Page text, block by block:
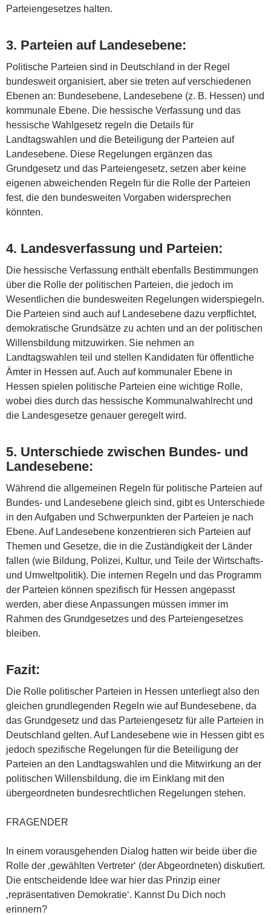
Parteiengesetzes halten.
3. Parteien auf Landesebene:
Politische Parteien sind in Deutschland in der Regel
bundesweit organisiert, aber sie treten auf verschiedenen
Ebenen an: Bundesebene, Landesebene (z. B. Hessen) und
kommunale Ebene. Die hessische Verfassung und das
hessische Wahlgesetz regeln die Details für
Landtagswahlen und die Beteiligung der Parteien auf
Landesebene. Diese Regelungen ergänzen das
Grundgesetz und das Parteiengesetz, setzen aber keine
eigenen abweichenden Regeln für die Rolle der Parteien
fest, die den bundesweiten Vorgaben widersprechen
könnten.
4. Landesverfassung und Parteien:
Die hessische Verfassung enthält ebenfalls Bestimmungen
über die Rolle der politischen Parteien, die jedoch im
Wesentlichen die bundesweiten Regelungen widerspiegeln.
Die Parteien sind auch auf Landesebene dazu verpflichtet,
demokratische Grundsätze zu achten und an der politischen
Willensbildung mitzuwirken. Sie nehmen an
Landtagswahlen teil und stellen Kandidaten für öffentliche
Ämter in Hessen auf. Auch auf kommunaler Ebene in
Hessen spielen politische Parteien eine wichtige Rolle,
wobei dies durch das hessische Kommunalwahlrecht und
die Landesgesetze genauer geregelt wird.
5. Unterschiede zwischen Bundes- und
Landesebene:
Während die allgemeinen Regeln für politische Parteien auf
Bundes- und Landesebene gleich sind, gibt es Unterschiede
in den Aufgaben und Schwerpunkten der Parteien je nach
Ebene. Auf Landesebene konzentrieren sich Parteien auf
Themen und Gesetze, die in die Zuständigkeit der Länder
fallen (wie Bildung, Polizei, Kultur, und Teile der Wirtschafts-
und Umweltpolitik). Die internen Regeln und das Programm
der Parteien können spezifisch für Hessen angepasst
werden, aber diese Anpassungen müssen immer im
Rahmen des Grundgesetzes und des Parteiengesetzes
bleiben.
Fazit:
Die Rolle politischer Parteien in Hessen unterliegt also den
gleichen grundlegenden Regeln wie auf Bundesebene, da
das Grundgesetz und das Parteiengesetz für alle Parteien in
Deutschland gelten. Auf Landesebene wie in Hessen gibt es
jedoch spezifische Regelungen für die Beteiligung der
Parteien an den Landtagswahlen und die Mitwirkung an der
politischen Willensbildung, die im Einklang mit den
übergeordneten bundesrechtlichen Regelungen stehen.
FRAGENDER
In einem vorausgehenden Dialog hatten wir beide über die
Rolle der ‚gewählten Vertreter‘ (der Abgeordneten) diskutiert.
Die entscheidende Idee war hier das Prinzip einer
‚repräsentativen Demokratie‘. Kannst Du Dich noch
erinnern?